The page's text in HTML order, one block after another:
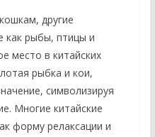
другие
как рыбы, птицы и
место в китайских
рыбка и кои,
символизируя
Многие китайские
форму релаксации и